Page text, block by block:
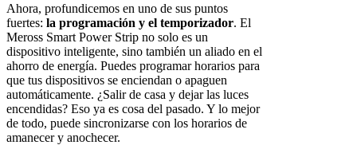
Ahora, profundicemos en uno de sus puntos
fuertes: la programación y el temporizador. El
Meross Smart Power Strip no solo es un
dispositivo inteligente, sino también un aliado en el
ahorro de energía. Puedes programar horarios para
que tus dispositivos se enciendan o apaguen
automáticamente. ¿Salir de casa y dejar las luces
encendidas? Eso ya es cosa del pasado. Y lo mejor
de todo, puede sincronizarse con los horarios de
amanecer y anochecer.